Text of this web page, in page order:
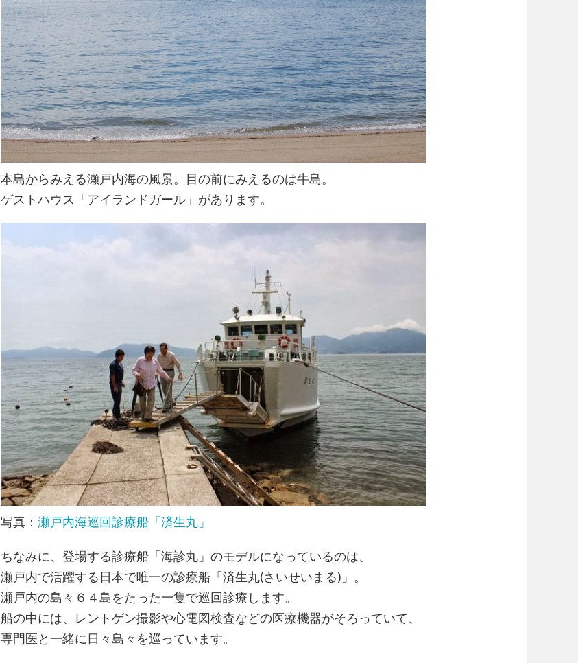
本島からみえる瀬戸内海の風景。目の前にみえるのは牛島。
ゲストハウス「アイランドガール」があります。
写真： 瀬戸内海巡回診療船「済生丸」
ちなみに、登場する診療船「海診丸」のモデルになっているのは、
瀬戸内で活躍する日本で唯一の診療船「済生丸(さいせいまる)」。
瀬戸内の島々６４島をたった一隻で巡回診療します。
船の中には、レントゲン撮影や心電図検査などの医療機器がそろっていて、
専門医と一緒に日々島々を巡っています。